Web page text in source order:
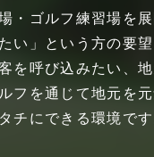
・ゴルフ練習場を
い」という方の要
を呼び込みたい、
フを通じて地元を
チにできる環境です